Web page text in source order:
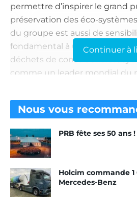
permettre d’inspirer le grand
préservation des éco-
du groupe est aussi de
fondamental à une vie
déchets de construction
comme un leader mondial du
composés de 20 % de déchets
ambitionne d’atteindre 100 Mt
100 % solaire
juillet 2022, le Circular
Premier catamaran 100 %
Continuer à
Nous vous
PRB fête ses 50 ans !
Holcim commande
Mercedes-Benz